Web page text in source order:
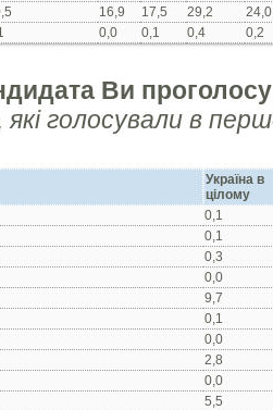
16,9 17,5 29,2
24,0
0,0 0,1 0,4 0,2
Ви
які голосували в
Україна в
цілому
0,1
0,1
0,3
0,0
9,7
0,1
0,0
2,8
0,0
5,5